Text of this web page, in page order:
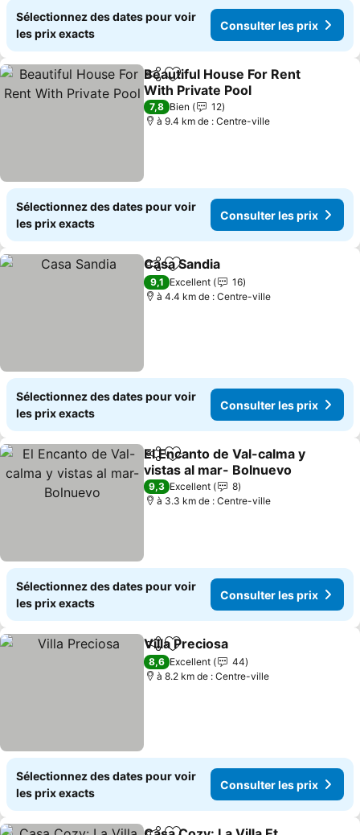
Sélectionnez des dates pour voir
les prix exacts
Consulter les prix
PartagerAjouter à mes favoris
Beautiful House For Rent
With Private Pool
Consulter les prix
7,8 Bien
12
à 9.4 km de : Centre-ville
Sélectionnez des dates pour voir
les prix exacts
Consulter les prix
PartagerAjouter à mes favoris
Casa Sandia
9,1 Excellent
16
à 4.4 km de : Centre-ville
Sélectionnez des dates pour voir
les prix exacts
Consulter les prix
PartagerAjouter à mes favoris
El Encanto de Val-calma y
vistas al mar- Bolnuevo
Consulter les prix
9,3 Excellent
8
à 3.3 km de : Centre-ville
Sélectionnez des dates pour voir
les prix exacts
Consulter les prix
PartagerAjouter à mes favoris
Villa Preciosa
8,6 Excellent
44
à 8.2 km de : Centre-ville
Sélectionnez des dates pour voir
les prix exacts
Consulter les prix